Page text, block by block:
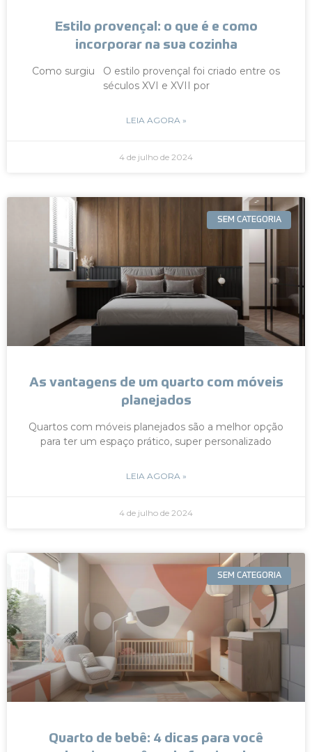
Estilo provençal: o que é e como
incorporar na sua cozinha
Como surgiu O estilo provençal foi criado entre os
séculos XVI e XVII por
LEIA AGORA »
4 de julho de 2024
SEM CATEGORIA
As vantagens de um quarto com móveis
planejados
Quartos com móveis planejados são a melhor opção
para ter um espaço prático, super personalizado
LEIA AGORA »
4 de julho de 2024
SEM CATEGORIA
Quarto de bebê: 4 dicas para você